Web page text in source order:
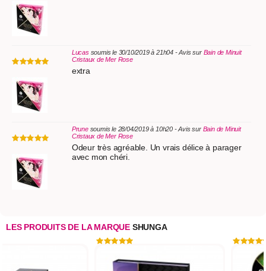
Lucassoumis le 30/10/2019 à 21h04 - Avis sur Bain de Minuit
Cristaux de Mer Rose
extra
Prunesoumis le 28/04/2019 à 10h20 - Avis sur Bain de Minuit
Cristaux de Mer Rose
Odeur très agréable. Un vrais délice à parager
avec mon chéri.
LES PRODUITS DE LA MARQUE SHUNGA